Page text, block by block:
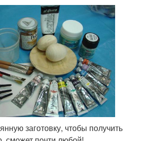
заготовку, чтобы получить